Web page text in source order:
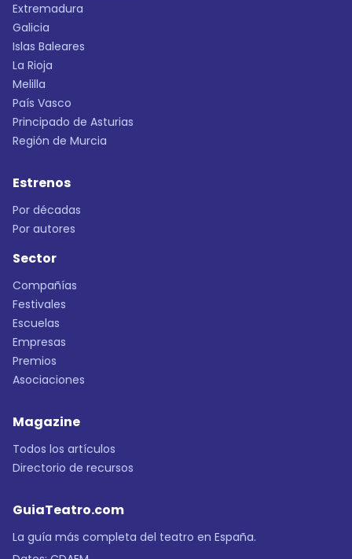
Extremadura
Galicia
Islas Baleares
La Rioja
Melilla
País Vasco
Principado de Asturias
Región de Murcia
Estrenos
Por décadas
Por autores
Sector
Compañías
Festivales
Escuelas
Empresas
Premios
Asociaciones
Magazine
Todos los artículos
Directorio de recursos
GuiaTeatro.com
La guía más completa del teatro en España.